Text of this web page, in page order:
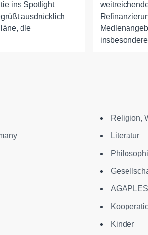
ins Spotlight
ausdrücklich
die
Religion,
Literatur
Kinder